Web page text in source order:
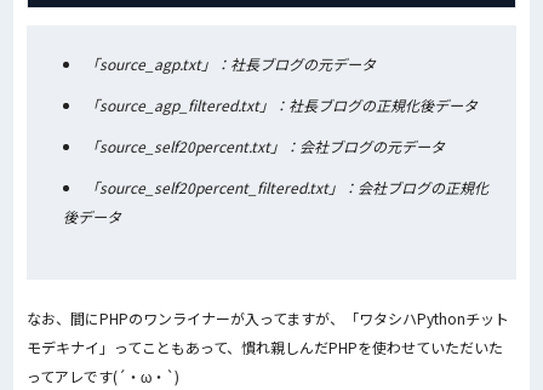
「source_agp.txt」：社長ブログの元データ
「source_agp_filtered.txt」：社長ブログの正規化後データ
「source_self20percent.txt」：会社ブログの元データ
「source_self20percent_filtered.txt」：会社ブログの正規化
後データ
なお、間にPHPのワンライナーが入ってますが、「ワタシハPythonチット
モデキナイ」ってこともあって、慣れ親しんだPHPを使わせていただいた
ってアレです(´・ω・`)